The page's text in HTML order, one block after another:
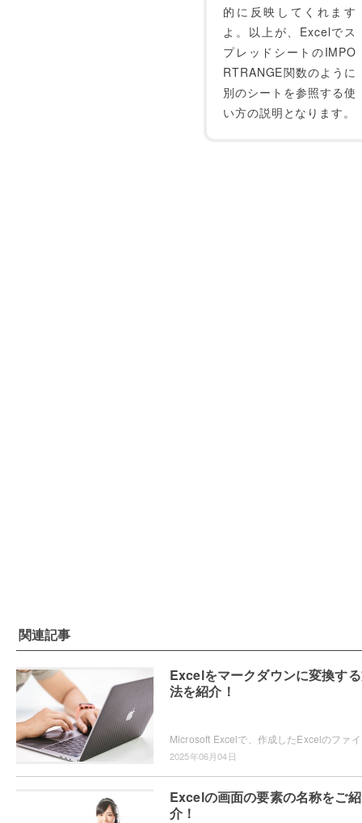
的に反映してくれます
よ。以上が、Excelでス
プレッドシートのIMPO
RTRANGE関数のように
別のシートを参照する使
い方の説明となります。
関連記事
Excelをマークダウンに変換す
法を紹介！
2025年06月04日
Excelの画面の要素の名称をご紹
介！